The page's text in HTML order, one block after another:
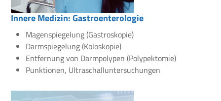
Innere Medizin: Gastroenterologie
Magenspiegelung (Gastroskopie)
Darmspiegelung (Koloskopie)
Entfernung von Darmpolypen (Polypektomie)
Punktionen, Ultraschalluntersuchungen